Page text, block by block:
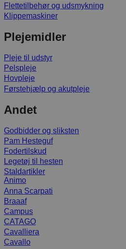
Flettetilbehør og udsmykning
Klippemaskiner
Plejemidler
Pleje til udstyr
Pelspleje
Hovpleje
Førstehjælp og akutpleje
Andet
Godbidder og sliksten
Pam Hesteguf
Fodertilskud
Legetøj til hesten
Staldartikler
Animo
Anna Scarpati
Braaaf
Campus
CATAGO
Cavalliera
Cavallo